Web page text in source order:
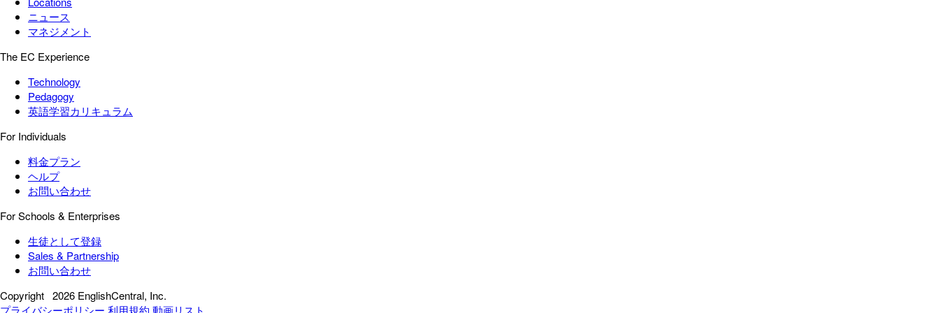
ニュース
マネジメント
The EC Experience
Technology
Pedagogy
英語学習カリキュラム
For Individuals
料金プラン
ヘルプ
お問い合わせ
For Schools & Enterprises
生徒として登録
Sales & Partnership
お問い合わせ
Copyright 2026 EnglishCentral, Inc.